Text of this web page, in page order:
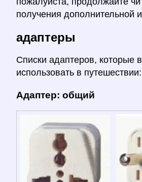
получения дополнительной
адаптеры
Списки адаптеров, которые
использовать в путешествии:
Адаптер: общий